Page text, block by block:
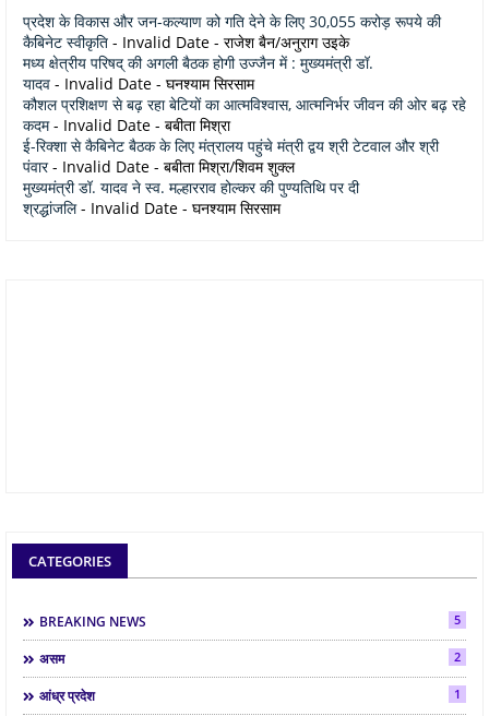
प्रदेश के विकास और जन-कल्याण को गति देने के लिए 30,055 करोड़ रूपये की
कैबिनेट स्वीकृति - Invalid Date - राजेश बैन/अनुराग उइके
मध्य क्षेत्रीय परिषद् की अगली बैठक होगी उज्जैन में : मुख्यमंत्री डॉ.
यादव - Invalid Date - घनश्याम सिरसाम
कौशल प्रशिक्षण से बढ़ रहा बेटियों का आत्मविश्वास, आत्मनिर्भर जीवन की ओर बढ़ रहे
कदम- Invalid Date - बबीता मिश्रा
ई-रिक्शा से कैबिनेट बैठक के लिए मंत्रालय पहुंचे मंत्री द्वय श्री टेटवाल और श्री
पंवार- Invalid Date - बबीता मिश्रा/शिवम शुक्ल
मुख्यमंत्री डॉ. यादव ने स्व. मल्हारराव होल्कर की पुण्यतिथि पर दी
श्रद्धांजलि- Invalid Date - घनश्याम सिरसाम
CATEGORIES
BREAKING NEWS 5
असम 2
आंध्र प्रदेश 1